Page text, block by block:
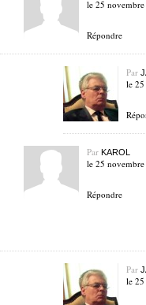
le 25
Répondre
Par
le
Par KAROL
le 25
Répondre
Par
le